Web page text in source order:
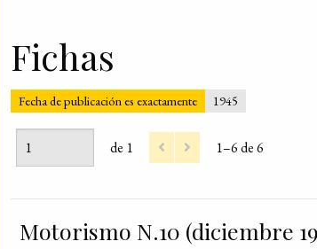
Fichas
Fecha de publicación es exactamente 1945
de 1 1–6 de 6
Motorismo N.10 (diciembre